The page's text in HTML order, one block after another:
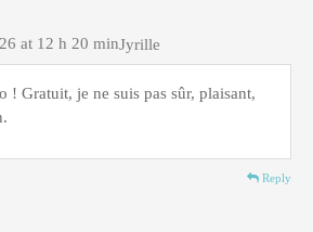
Jyrille
at 12 h 20 min
! Gratuit, je ne suis pas sûr, plaisant,
Reply